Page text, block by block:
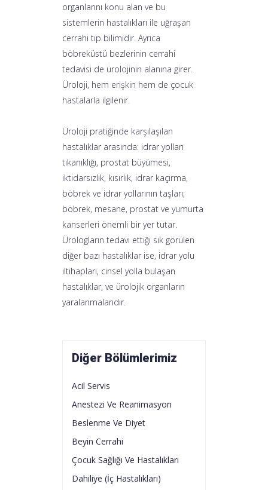
organlarını konu alan ve bu
sistemlerin hastalıkları ile uğraşan
cerrahi tıp bilimidir. Ayrıca
böbreküstü bezlerinin cerrahi
tedavisi de ürolojinin alanına girer.
Üroloji, hem erişkin hem de çocuk
hastalarla ilgilenir.
Üroloji pratiğinde karşılaşılan
hastalıklar arasında: idrar yolları
tıkanıklığı, prostat büyümesi,
iktidarsızlık, kısırlık, idrar kaçırma,
böbrek ve idrar yollarının taşları;
böbrek, mesane, prostat ve yumurta
kanserleri önemli bir yer tutar.
Ürologların tedavi ettiği sık görülen
diğer bazı hastalıklar ise, idrar yolu
iltihapları, cinsel yolla bulaşan
hastalıklar, ve ürolojik organların
yaralanmalarıdır.
Diğer Bölümlerimiz
Acil Servis
Anestezi Ve Reanimasyon
Beslenme Ve Diyet
Beyin Cerrahi
Çocuk Sağlığı Ve Hastalıkları
Dahiliye (İç Hastalıkları)